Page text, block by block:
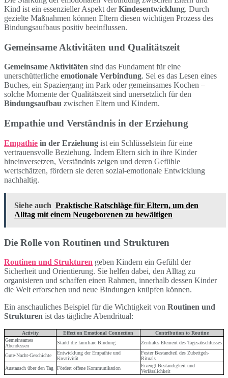
Kind ist ein essenzieller Aspekt derKindesentwicklung. Durch
gezielte Maßnahmen können Eltern diesen wichtigen Prozess des
Bindungsaufbaus positiv beeinflussen.
Gemeinsame Aktivitäten und Qualitätszeit
Gemeinsame Aktivitäten sind das Fundament für eine
unerschütterliche emotionale Verbindung. Sei es das Lesen eines
Buches, ein Spaziergang im Park oder gemeinsames Kochen –
solche Momente der Qualitätszeit sind unersetzlich für den
Bindungsaufbau zwischen Eltern und Kindern.
Empathie und Verständnis in der Erziehung
Empathie in der Erziehung ist ein Schlüsselstein für eine
vertrauensvolle Beziehung. Indem Eltern sich in ihre Kinder
hineinversetzen, Verständnis zeigen und deren Gefühle
wertschätzen, fördern sie deren sozial-emotionale Entwicklung
nachhaltig.
Siehe auch Praktische Ratschläge für Eltern, um den
Alltag mit einem Neugeborenen zu bewältigen
Die Rolle von Routinen und Strukturen
Routinen und Strukturen geben Kindern ein Gefühl der
Sicherheit und Orientierung. Sie helfen dabei, den Alltag zu
organisieren und schaffen einen Rahmen, innerhalb dessen Kinder
die Welt erforschen und neue Bindungen knüpfen können.
Ein anschauliches Beispiel für die Wichtigkeit von Routinen und
Strukturen ist das tägliche Abendritual:
Activity Effect on Emotional Connection
Contribution to Routine
Gemeinsames
Abendessen
Stärkt die familiäre Bindung Zentrales Element des Tagesabschlusses
Gute-Nacht-Geschichte
Entwicklung der Empathie und
Kreativität
Fester Bestandteil des Zubettgeh-
Rituals
Austausch über den Tag
Fördert offene Kommunikation
Erzeugt Beständigkeit und
Verlässlichkeit